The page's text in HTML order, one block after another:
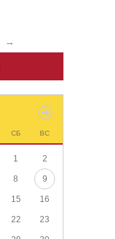
→
СБ ВС
1 2
8 9
15 16
22 23